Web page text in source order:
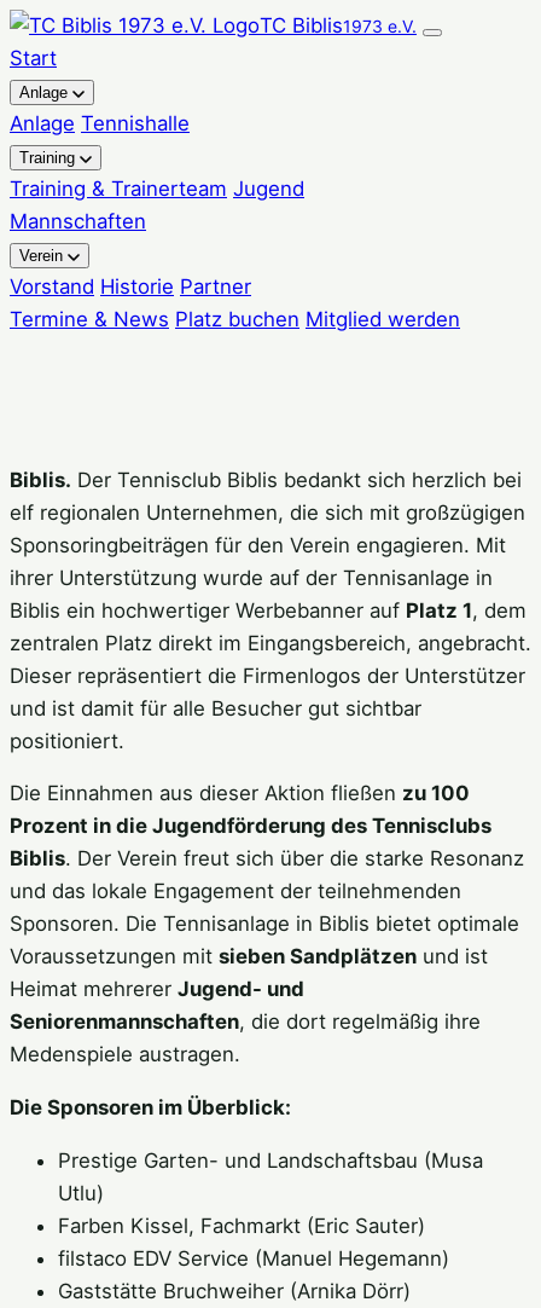
Zum
Inhalt
springen
TC Biblis1973 e.V.
Start
Anlage
Anlage Tennishalle
Training
Training & Trainerteam Jugend
Mannschaften
Verein
Vorstand Historie Partner
Termine & News Platz buchen Mitglied werden
Biblis. Der Tennisclub Biblis bedankt sich herzlich bei
elf regionalen Unternehmen, die sich mit großzügigen
Sponsoringbeiträgen für den Verein engagieren. Mit
ihrer Unterstützung wurde auf der Tennisanlage in
Biblis ein hochwertiger Werbebanner auf Platz 1, dem
zentralen Platz direkt im Eingangsbereich, angebracht.
Dieser repräsentiert die Firmenlogos der Unterstützer
und ist damit für alle Besucher gut sichtbar
positioniert.
Die Einnahmen aus dieser Aktion fließen zu 100
Prozent in die Jugendförderung des Tennisclubs
Biblis. Der Verein freut sich über die starke Resonanz
und das lokale Engagement der teilnehmenden
Sponsoren. Die Tennisanlage in Biblis bietet optimale
Voraussetzungen mit sieben Sandplätzen und ist
Heimat mehrerer Jugend- und
Seniorenmannschaften, die dort regelmäßig ihre
Medenspiele austragen.
Die Sponsoren im Überblick:
Prestige Garten- und Landschaftsbau (Musa
Utlu)
Farben Kissel, Fachmarkt (Eric Sauter)
filstaco EDV Service (Manuel Hegemann)
Gaststätte Bruchweiher (Arnika Dörr)